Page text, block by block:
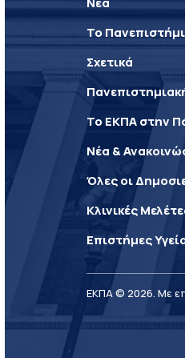
Το
Σχετικά
Το ΕΚΠΑ στην
Νέα &
Όλες οι
Κλινικές
Επιστήμες
ΕΚΠΑ © 2026. Με